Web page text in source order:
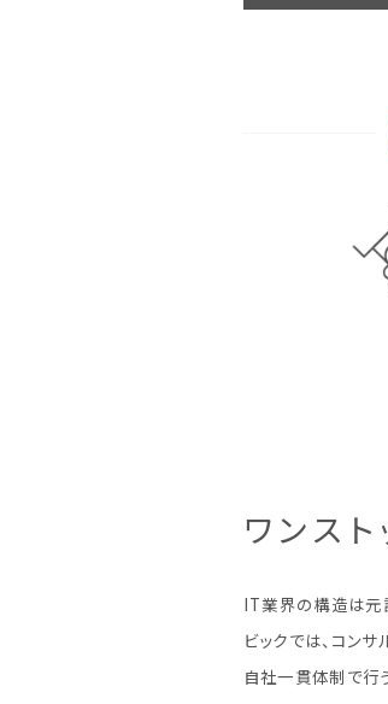
ワンス
IT業界の構造は元
ビックでは、コン
自社一貫体制で行